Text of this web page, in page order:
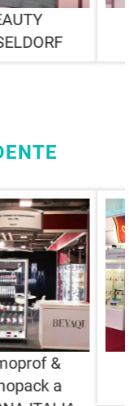
BEAUTY
BEAUTY &
CLEAN